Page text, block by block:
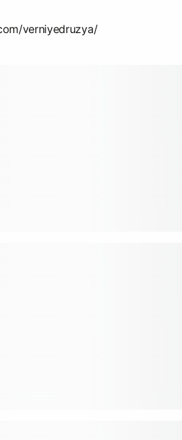
verniyedruzya/